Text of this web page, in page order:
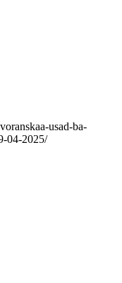
usad-ba-
04-2025/